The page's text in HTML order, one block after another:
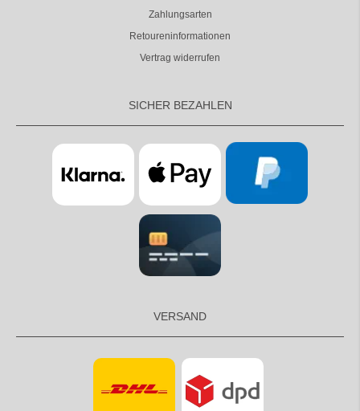
Zahlungsarten
Retoureninformationen
Vertrag widerrufen
SICHER BEZAHLEN
VERSAND